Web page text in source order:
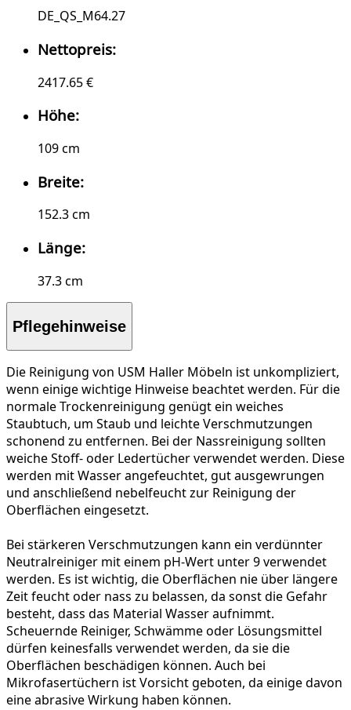
DE_QS_M64.27
Nettopreis:
2417.65 €
Höhe:
109 cm
Breite:
152.3 cm
Länge:
37.3 cm
Pflegehinweise
Die Reinigung von USM Haller Möbeln ist unkompliziert,
wenn einige wichtige Hinweise beachtet werden. Für die
normale Trockenreinigung genügt ein weiches
Staubtuch, um Staub und leichte Verschmutzungen
schonend zu entfernen. Bei der Nassreinigung sollten
weiche Stoff- oder Ledertücher verwendet werden. Diese
werden mit Wasser angefeuchtet, gut ausgewrungen
und anschließend nebelfeucht zur Reinigung der
Oberflächen eingesetzt.
Bei stärkeren Verschmutzungen kann ein verdünnter
Neutralreiniger mit einem pH-Wert unter 9 verwendet
werden. Es ist wichtig, die Oberflächen nie über längere
Zeit feucht oder nass zu belassen, da sonst die Gefahr
besteht, dass das Material Wasser aufnimmt.
Scheuernde Reiniger, Schwämme oder Lösungsmittel
dürfen keinesfalls verwendet werden, da sie die
Oberflächen beschädigen können. Auch bei
Mikrofasertüchern ist Vorsicht geboten, da einige davon
eine abrasive Wirkung haben können.